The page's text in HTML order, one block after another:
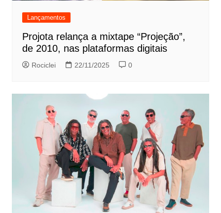
Lançamentos
Projota relança a mixtape “Projeção”,
de 2010, nas plataformas digitais
Rociclei 22/11/2025 0